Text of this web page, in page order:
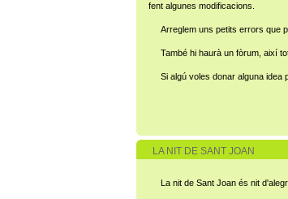
fent algunes modificacions.
Arreglem uns petits errors que
També hi haurà un fòrum, així
Si algú voles donar alguna idea
LA NIT DE SANT JOAN
La nit de Sant Joan és nit